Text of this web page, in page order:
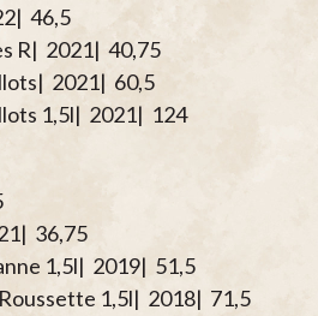
46,5
R| 2021| 40,75
2021| 60,5
1,5l| 2021| 124
36,75
1,5l| 2019| 51,5
1,5l| 2018| 71,5